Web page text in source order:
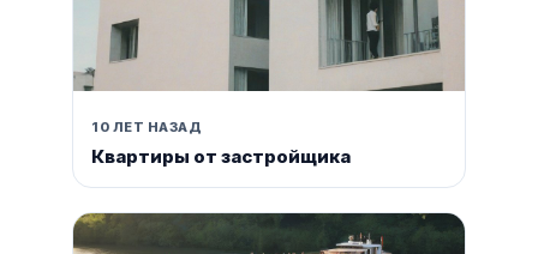
10 ЛЕТ НАЗАД
Квартиры от застройщика